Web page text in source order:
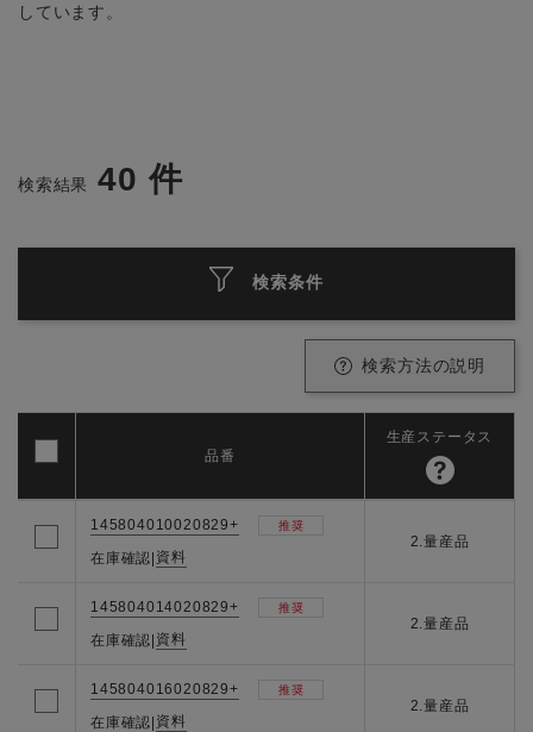
しています。
検索結果 40 件
検索条件
検索方法の説明
145804010020829+ 推奨
在庫確認| 資料
2.量産品
145804014020829+ 推奨
在庫確認| 資料
2.量産品
145804016020829+ 推奨
在庫確認| 資料
2.量産品
品番
生産ステータス